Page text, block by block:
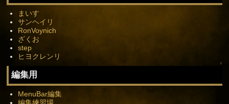
まいす
サンヘイリ
RonVoynich
ざくお
step
ヒヨクレンリ
↑
編集用
MenuBar編集